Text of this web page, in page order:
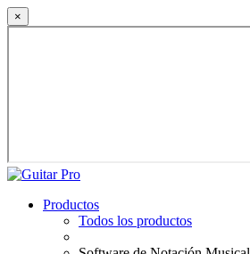
×
Productos
Todos los productos